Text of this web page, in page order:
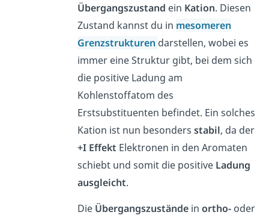
Übergangszustand ein Kation. Diesen
Zustand kannst du in mesomeren
Grenzstrukturen darstellen, wobei es
immer eine Struktur gibt, bei dem sich
die positive Ladung am
Kohlenstoffatom des
Erstsubstituenten befindet. Ein solches
Kation ist nun besondersstabil, da der
+I Effekt Elektronen in den Aromaten
schiebt und somit die positive Ladung
ausgleicht.
Die Übergangszustände inortho- oder